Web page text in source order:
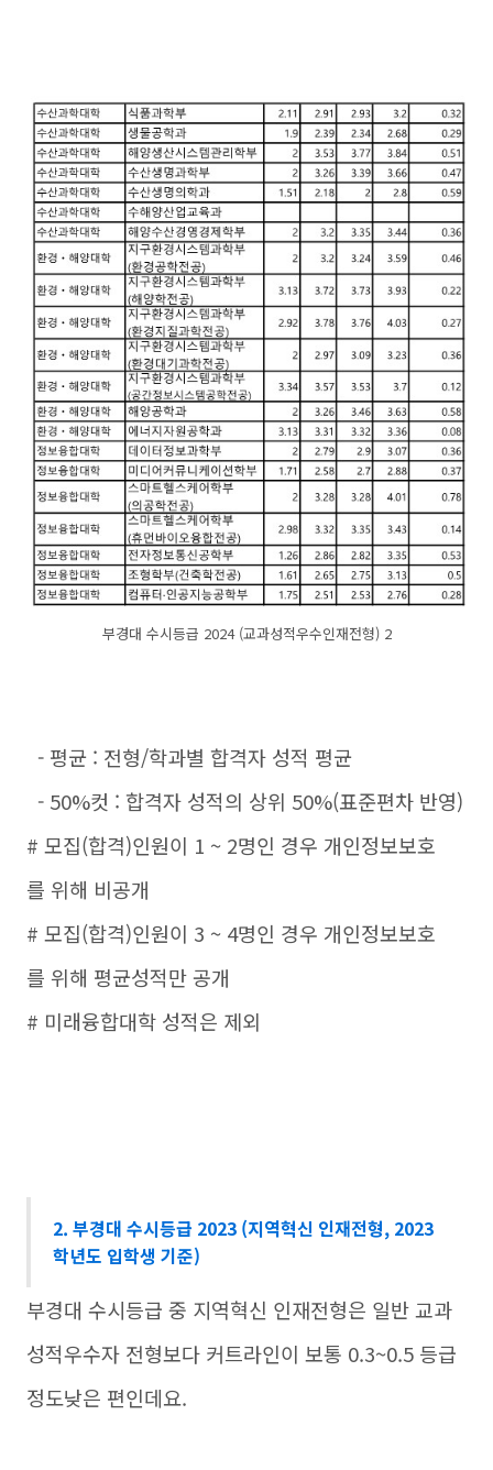
부경대 수시등급 2024 (교과성적우수인재전형) 2
- 평균 : 전형/학과별 합격자 성적 평균
- 50%컷 : 합격자 성적의 상위 50%(표준편차 반영)
# 모집(합격)인원이 1 ~ 2명인 경우 개인정보보호
를 위해 비공개
# 모집(합격)인원이 3 ~ 4명인 경우 개인정보보호
를 위해 평균성적만 공개
# 미래융합대학 성적은 제외
2. 부경대 수시등급 2023 (지역혁신 인재전형, 2023
학년도 입학생 기준)
부경대 수시등급 중 지역혁신 인재전형은 일반 교과
성적우수자 전형보다 커트라인이 보통 0.3~0.5 등급
정도낮은 편인데요.